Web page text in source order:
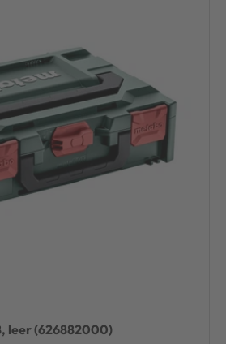
leer (626882000)